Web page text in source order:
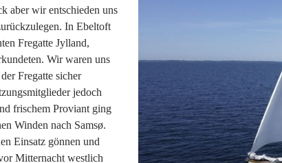
aber wir entschieden uns
In Ebeltoft
Fregatte Jylland,
Wir waren uns
Fregatte sicher
jedoch
frischem Proviant ging
Winden nach Samsø.
Einsatz gönnen und
Mitternacht westlich